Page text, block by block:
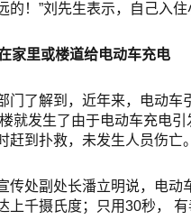
的！”刘先生表示，自己入
家里或楼道给电动车充电
门了解到，近年来，电动
就发生了由于电动车充电
赶到扑救，未发生人员伤亡。
传处副处长潘立明说，电动
上千摄氏度；只用30秒， 有